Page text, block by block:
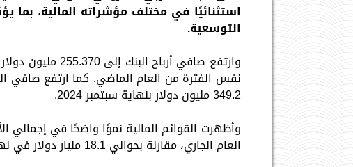
استثنائيًا في مختلف مؤشراته المالية، بما
التوسعية.
349.2 مليون دولار بنهاية سبتمبر 2024.
العام الجاري، مقارنة بحوالي 18.1 مليار دولار في نهاية عام 2024.